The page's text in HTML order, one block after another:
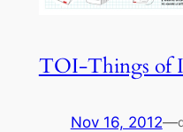
TOI-Things of
Nov 16, 2012—